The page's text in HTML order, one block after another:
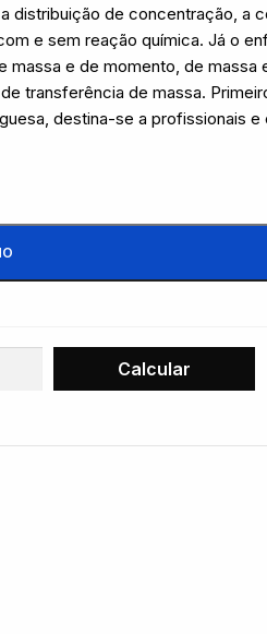
distribuição de concentração, a
e sem reação química. Já o
e de momento, de massa
transferência de massa.
destina-se a profissionais e